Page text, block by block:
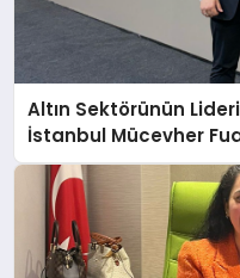
Altın Sektörünün
İstanbul Mücevher